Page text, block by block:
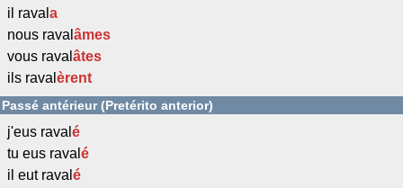
il raval a
nous raval âmes
vous raval âtes
ils raval èrent
Passé antérieur (Pretérito anterior)
j'eus raval é
tu eus raval é
il eut raval é